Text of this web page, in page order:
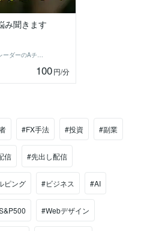
み聞きます
FX専業プロトレーダーのAチーム
100円/分
#FX手法 #投資 #副業
信 #先出し配信
ピング #ビジネス #AI
#Webデザイン